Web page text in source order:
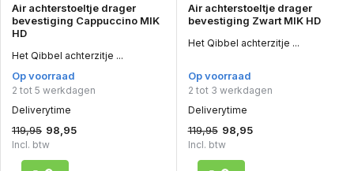
Air achterstoeltje drager
bevestiging Cappuccino MIK
HD
Het Qibbel achterzitje ...
Op voorraad
2 tot 5 werkdagen
Deliverytime
119,95 98,95
Incl. btw
Air achterstoeltje drager
bevestiging Zwart MIK HD
Het Qibbel achterzitje ...
Op voorraad
2 tot 3 werkdagen
Deliverytime
119,95 98,95
Incl. btw